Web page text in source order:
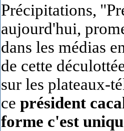
Précipitations,
aujourd'hui,
dans les médias
de cette
sur les plateaux-
ce président
forme c'est